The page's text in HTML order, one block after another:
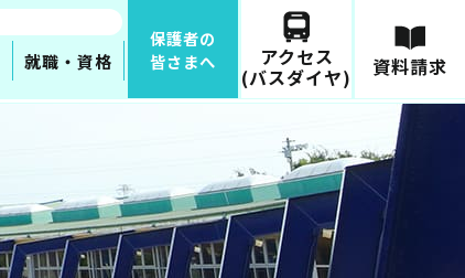
就職・資格
保護者の
皆さまへ
アクセス
(バスダイヤ) 資料請求